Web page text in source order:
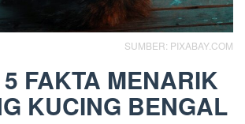
SUMBER: PIXABAY.COM
FAKTA MENARIK
KUCING BENGAL